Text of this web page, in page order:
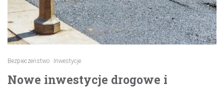
Bezpieczeństwo Inwestycje
Nowe inwestycje drogowe i